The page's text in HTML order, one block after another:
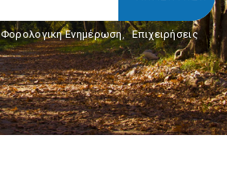
Φορολογικη Ενημέρωση, Επιχειρήσεις